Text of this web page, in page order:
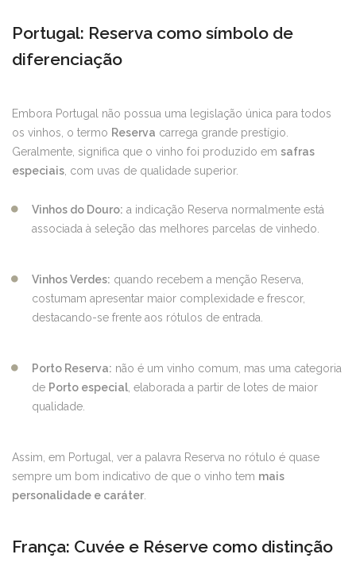
Portugal: Reserva como símbolo de
diferenciação
Embora Portugal não possua uma legislação única para todos
os vinhos, o termo Reserva carrega grande prestígio.
Geralmente, significa que o vinho foi produzido em safras
especiais , com uvas de qualidade superior.
Vinhos do Douro: a indicação Reserva normalmente está
associada à seleção das melhores parcelas de vinhedo.
Vinhos Verdes: quando recebem a menção Reserva,
costumam apresentar maior complexidade e frescor,
destacando-se frente aos rótulos de entrada.
Porto Reserva: não é um vinho comum, mas uma categoria
de Porto especial , elaborada a partir de lotes de maior
qualidade.
Assim, em Portugal, ver a palavra Reserva no rótulo é quase
sempre um bom indicativo de que o vinho tem mais
personalidade e caráter
França: Cuvée e Réserve como distinção